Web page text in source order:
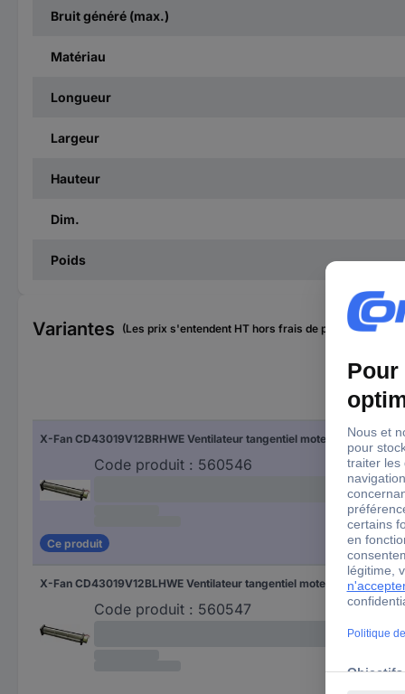
Bruit généré (max.)
Matériau
Longueur
Largeur
Hauteur
Dim.
Poids
Variantes (Les prix s'entendent HT hors frais de port)
X-Fan CD43019V12BRHWE Ventilateur tangentiel moteur à droite 12 V/DC
Code produit : 560546
Ce produit
138
X-Fan CD43019V12BLHWE Ventilateur tangentiel moteur à gauche 12 V/DC
Code produit : 560547
138